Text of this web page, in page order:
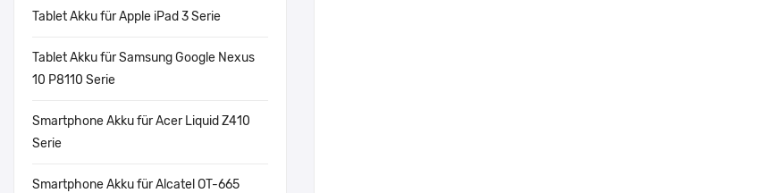
Tablet Akku für Apple iPad 3 Serie
Tablet Akku für Samsung Google Nexus
10 P8110 Serie
Smartphone Akku für Acer Liquid Z410
Serie
Smartphone Akku für Alcatel OT-665